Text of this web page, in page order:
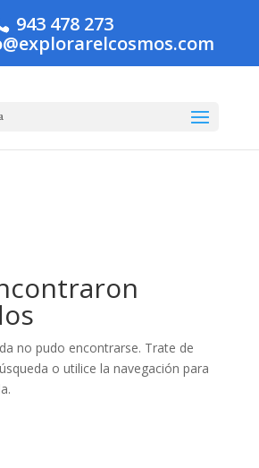
943 478 273
no pudo encontrarse. Trate de
o utilice la navegación para